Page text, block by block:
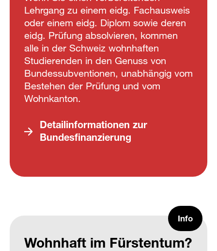
Lehrgang zu einem eidg. Fachausweis
oder einem eidg. Diplom sowie deren
eidg. Prüfung absolvieren, kommen
alle in der Schweiz wohnhaften
Studierenden in den Genuss von
Bundessubventionen, unabhängig vom
Bestehen der Prüfung und vom
Wohnkanton.
Detailinformationen zur
Bundesfinanzierung
Info
Wohnhaft im Fürstentum?